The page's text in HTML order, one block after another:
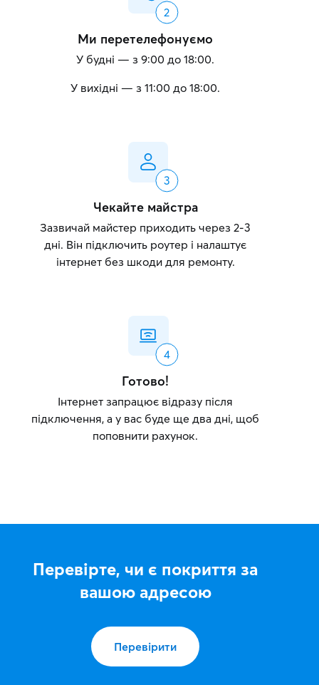
Ми перетелефонуємо
У будні — з 9:00 до 18:00.
У вихідні — з 11:00 до 18:00.
Чекайте майстра
Зазвичай майстер приходить через 2-3
дні. Він підключить роутер і налаштує
інтернет без шкоди для ремонту.
Готово!
Інтернет запрацює відразу після
підключення, а у вас буде ще два дні, щоб
поповнити рахунок.
Перевірте, чи є покриття за
вашою адресою
Перевірити